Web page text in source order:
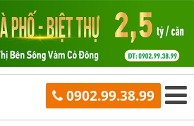
0902.99.38.99